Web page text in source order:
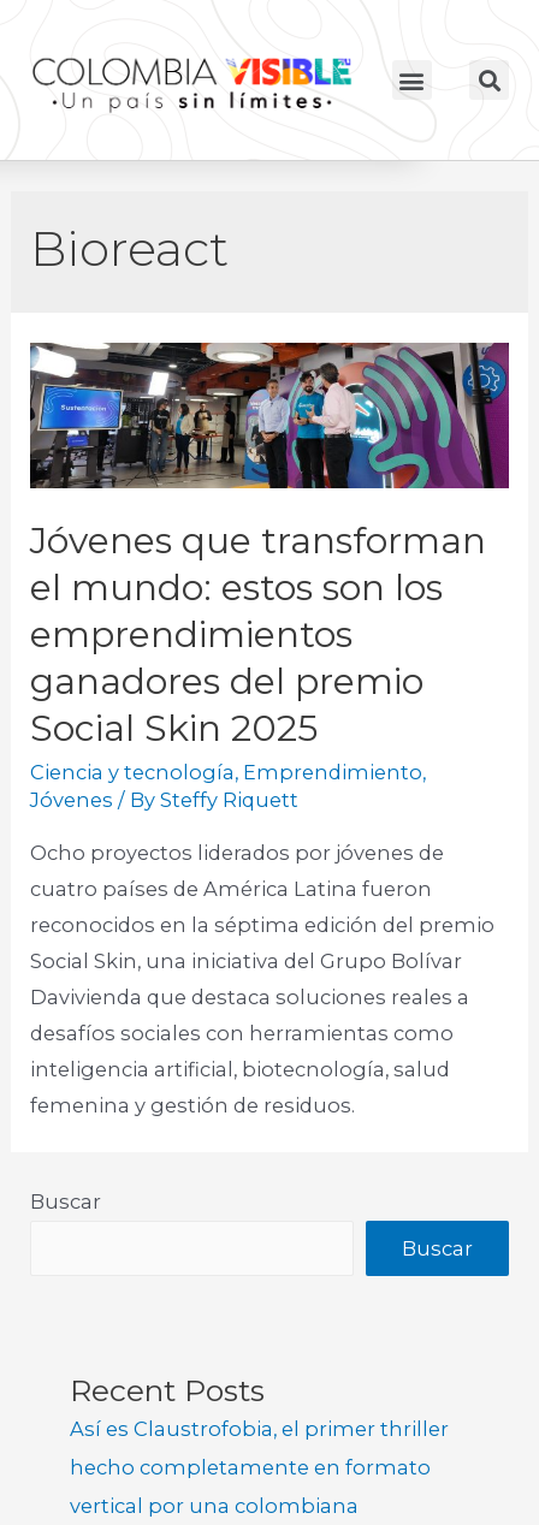
Bioreact
Jóvenes que transforman
el mundo: estos son los
emprendimientos
ganadores del premio
Social Skin 2025
Ciencia y tecnología, Emprendimiento,
Jóvenes / BySteffy Riquett
Ocho proyectos liderados por jóvenes de
cuatro países de América Latina fueron
reconocidos en la séptima edición del premio
Social Skin, una iniciativa del Grupo Bolívar
Davivienda que destaca soluciones reales a
desafíos sociales con herramientas como
inteligencia artificial, biotecnología, salud
femenina y gestión de residuos.
Buscar
Buscar
Recent Posts
Así es Claustrofobia, el primer thriller
hecho completamente en formato
vertical por una colombiana